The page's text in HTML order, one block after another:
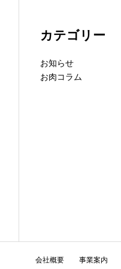
カテゴリー
お知らせ
お肉コラム
会社概要 事業案内